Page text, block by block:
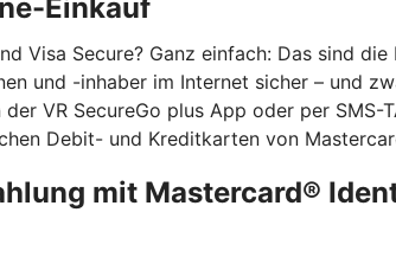
Einkauf
Visa Secure? Ganz einfach: Das sind
und -inhaber im Internet sicher – und
VR SecureGo plus App oder per
Debit- und Kreditkarten von
mit Mastercard®